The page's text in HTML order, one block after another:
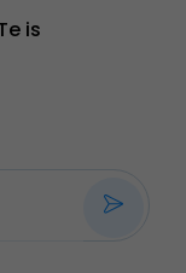
is